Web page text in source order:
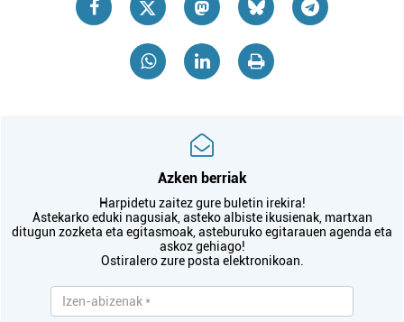
Azken berriak
Harpidetu zaitez gure buletin irekira!
Astekarko eduki nagusiak, asteko albiste ikusienak, martxan
ditugun zozketa eta egitasmoak, asteburuko egitarauen agenda eta
askoz gehiago!
Ostiralero zure posta elektronikoan.